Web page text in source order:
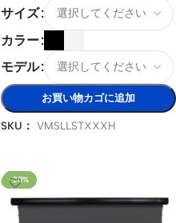
サイズ
カラー
モデル
お買い物カゴに追加
SKU： VMSLLSTXXXH
-20%